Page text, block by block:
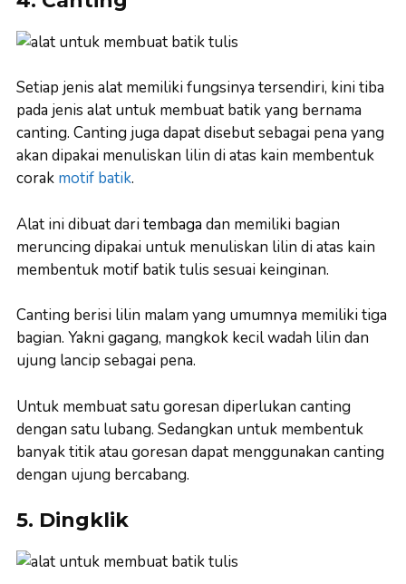
Setiap jenis alat memiliki fungsinya tersendiri, kini tiba
pada jenis alat untuk membuat batik yang bernama
canting. Canting juga dapat disebut sebagai pena yang
akan dipakai menuliskan lilin di atas kain membentuk
corak motif batik.
Alat ini dibuat daritembagadan memiliki bagian
meruncing dipakai untuk menuliskan lilin di atas kain
membentuk motif batik tulis sesuai keinginan.
Canting berisi lilin malam yang umumnya memiliki tiga
bagian. Yakni gagang, mangkok kecil wadah lilin dan
ujung lancip sebagai pena.
Untuk membuat satu goresan diperlukan canting
dengan satu lubang. Sedangkan untuk membentuk
banyak titik atau goresan dapat menggunakan canting
dengan ujung bercabang.
5. Dingklik